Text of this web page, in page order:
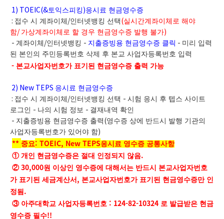
1) TOEIC(&토익스피킹 )응시료 현금영수증
: 접수 시 계좌이체 /인터넷뱅킹 선택 (실시간계좌이체로 해야
함/ 가상계좌이체로 할 경우 현금영수증 발행 불가)
- 계좌이체 /인터넷뱅킹 - 지출증빙용 현금영수증 클릭 - 미리 입력
된 본인의 주민등록번호 삭제 후 본교 사업자등록번호 입력
- 본교사업자번호가 표기된 현금영수증 출력 가능
2) New TEPS 응시료 현금영수증
: 접수 시 계좌이체 /인터넷뱅킹 선택 - 시험 응시 후 텝스 사이트
로그인 - 나의 시험 정보 - 결재내역 확인
- 지출증빙용 현금영수증 출력 (영수증 상에 반드시 발행 기관의
사업자등록번호가 있어야 함)
** 중요: TOEIC, New TEPS응시료 영수증 공통사항
① 개인 현금영수증은 절대 인정되지 않음.
② 30,000원 이상인 영수증에 대해서는 반드시 본교사업자번호
가 표기된 세금계산서 , 본교사업자번호가 표기된 현금영수증만 인
정됨 .
③ 아주대학교 사업자등록번호 : 124-82-10324 로 발급받은 현금
영수증 필수!!